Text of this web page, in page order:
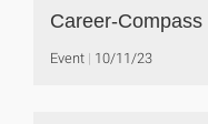
Career-
Event 10/11/23